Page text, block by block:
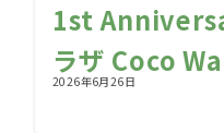
1st
ラザ Coco Wa
2026年6月26日